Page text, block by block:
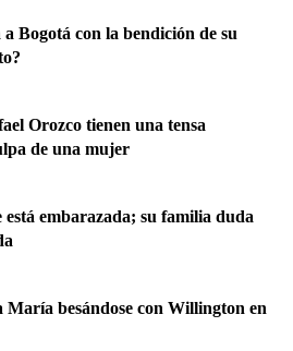
Bogotá con la bendición de su
Orozco tienen una tensa
de una mujer
embarazada; su familia duda
María besándose con Willington en